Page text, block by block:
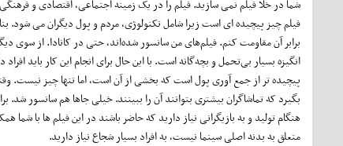
شما در خلا فیلم نمی سازید. فیلم را در یک زمینه اجتماعی، اقتصادی و
فیلم چیز پیچیده ای است زیرا شامل تکنولوژی، مردم و پول دیگران می شود.
برابر آن مقاومت کنم. فیلم‌های من سانسور شده‌اند، حتی در کانادا. از سوی
انگیزه بسیار بی‌تحمل و بچه‌گانه است. با این حال برای انجام این کار باید
پیچیده تر از جمع آوری پول است که بخشی از آن است، اما تنها چیز نیست.
بگیرد که تماشاگران بیشتری بتوانند آن را ببینند. خیلی جاها هم سانسور
هنگام تولید و به بازیگرانی نیاز دارید که حاضر باشند در این فیلم ها با
متعلق به بدنه اصلی سینما نیست، به افراد بسیار شجاع نیاز دارید.